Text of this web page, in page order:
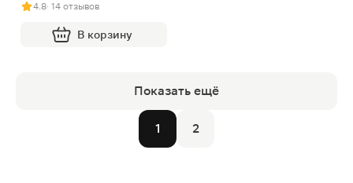
4.8· 14 отзывов
В корзину
Показать ещё
1 2